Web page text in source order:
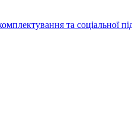
та соціальної